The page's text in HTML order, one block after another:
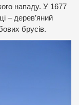
нападу. У 1677
– дерев’яний
брусів.